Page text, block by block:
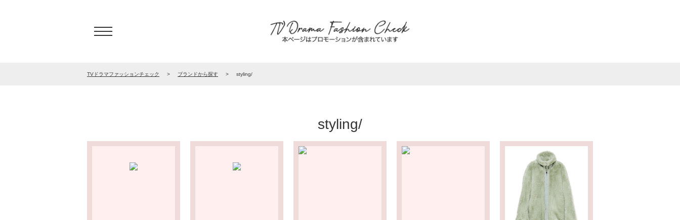
TVドラマファッションチェック ブランドから探す styling/
styling/